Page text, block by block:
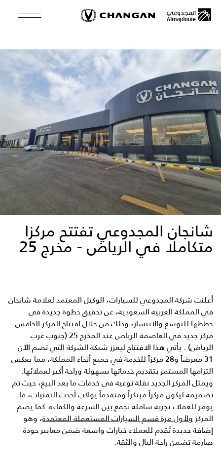
Skip
main
content
شانجان المجدوعي تفتتح مركزا
متكاملا في الرياض - مخرج 25
أعلنت شركة المجدوعي للسيارات، الوكيل المعتمد لعلامة شانجان
في المملكة العربية السعودية، عن تحقيق خطوة جديدة في
خططها للتوسع والانتشار، وذلك من خلال افتتاح المركز الخامس
مركز جديد في العاصمة الرياض عند المخرج 25 (جنوب غرب
الرياض) . يأتي هذا الافتتاح ليعزز شبكة الشركة التي تضم الآن
31 معرضاً و28 مركزاً للخدمة في جميع أنحاء المملكة، مما يعكس
التزامها المستمر بتقديم خدماتها بسهولة وراحة أكبر لعملائها.
ويمثل المركز الجديد نقلة نوعية في خدمات ما بعد البيع، حيث تم
تصميمه ليكون مركزاً مبتكراً ومتقدماً يواكب أحدث التقنيات، ما
يوفر للعملاء تجربة شاملة تجمع بين السرعة والكفاءة. كما يضم
المركزولأول مرة قسم السيارات المستعملة المعتمدة، وهو
إضافة جديدة تُقدم للعملاء خيارات واسعة ضمن معايير جودة
صارمة تضمن راحة البال والثقة.